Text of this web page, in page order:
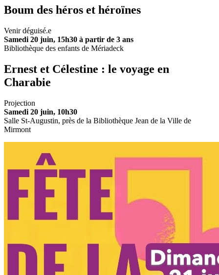
Boum des héros et héroïnes
Venir déguisé.e
Samedi 20 juin, 15h30 à partir de 3 ans
Bibliothèque des enfants de Mériadeck
Ernest et Célestine : le voyage en
Charabie
Projection
Samedi 20 juin, 10h30
Salle St-Augustin, près de la Bibliothèque Jean de la Ville de
Mirmont